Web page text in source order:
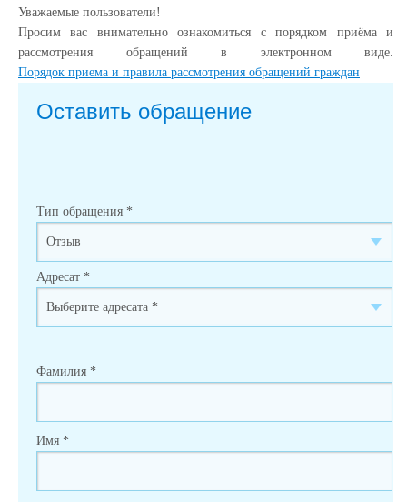
Уважаемые пользователи!
Просим вас внимательно ознакомиться с порядком приёма и
рассмотрения обращений в электронном виде.
Порядок приема и правила рассмотрения обращений граждан
Оставить обращение
Тип обращения *
Адресат *
Фамилия *
Имя *